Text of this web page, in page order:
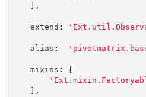
] ,
extend : '
alias : '
mixins :
[
'
] ,